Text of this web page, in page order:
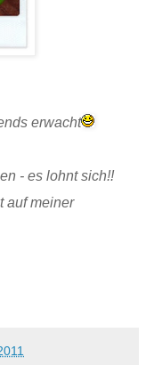
erwacht
- es lohnt sich!!
auf meiner